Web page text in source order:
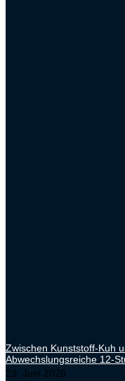
Zwischen Kunststoff-Kuh
Abwechslungsreiche 12-
23. Juni 2026